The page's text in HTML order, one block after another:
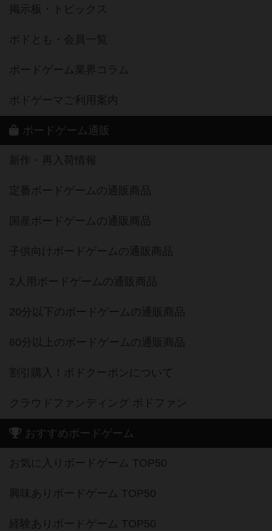
掲示板・トピックス
ボドとも・会員一覧
ボードゲーム業界コラム
ボドゲーマご利用案内
ボードゲーム通販
新作・再入荷情報
定番ボードゲームの通販商品
国産ボードゲームの通販商品
子供向けボードゲームの通販商品
2人用ボードゲームの通販商品
20分以下のボードゲームの通販商品
60分以上のボードゲームの通販商品
割引購入！ボドクーポンについて
クラウドファンディング ボドファン
おすすめボードゲーム
お気に入りボードゲーム TOP50
興味ありボードゲーム TOP50
経験ありボードゲーム TOP50